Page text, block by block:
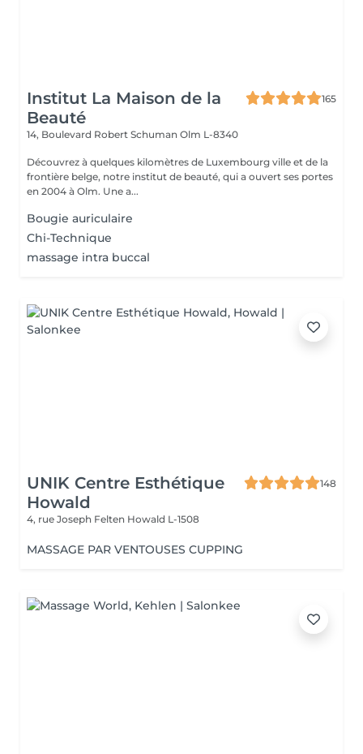
Institut La Maison de la
Beauté
165
14, Boulevard Robert Schuman Olm L-8340
Découvrez à quelques kilomètres de Luxembourg ville et de la
frontière belge, notre institut de beauté, qui a ouvert ses portes
en 2004 à Olm. Une a...
Bougie auriculaire
Chi-Technique
massage intra buccal
UNIK Centre Esthétique
Howald
148
4, rue Joseph Felten Howald L-1508
MASSAGE PAR VENTOUSES CUPPING